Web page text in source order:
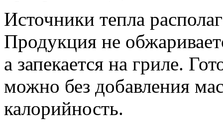
Источники тепла
Продукция не
а запекается на гриле.
можно без добавления
калорийность.